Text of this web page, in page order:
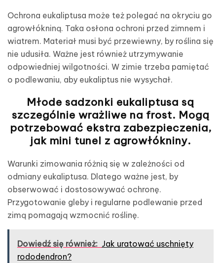
Ochrona eukaliptusa może też polegać na okryciu go
agrowłókniną. Taka osłona ochroni przed zimnem i
wiatrem. Materiał musi być przewiewny, by roślina się
nie udusiła. Ważne jest również utrzymywanie
odpowiedniej wilgotności. W zimie trzeba pamiętać
o podlewaniu, aby eukaliptus nie wysychał.
Młode sadzonki eukaliptusa są
szczególnie wrażliwe na frost. Mogą
potrzebować ekstra zabezpieczenia,
jak mini tunel z agrowłókniny.
Warunki zimowania różnią się w zależności od
odmiany eukaliptusa. Dlatego ważne jest, by
obserwować i dostosowywać ochronę.
Przygotowanie gleby i regularne podlewanie przed
zimą pomagają wzmocnić roślinę.
Dowiedź się również: Jak uratować uschnięty
rododendron?